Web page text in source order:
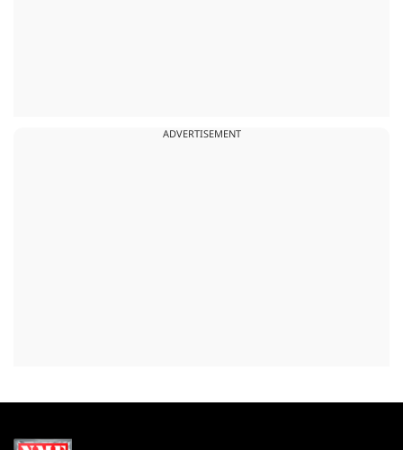
ADVERTISEMENT